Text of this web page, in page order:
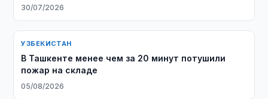
30/07/2026
УЗБЕКИСТАН
В Ташкенте менее чем за 20 минут потушили
пожар на складе
05/08/2026